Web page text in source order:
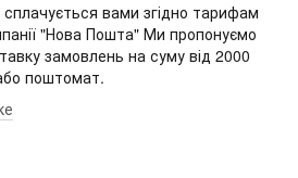
вами згідно тарифам
"Нова Пошта" Ми пропонуємо
замовлень на суму від 2000
поштомат.